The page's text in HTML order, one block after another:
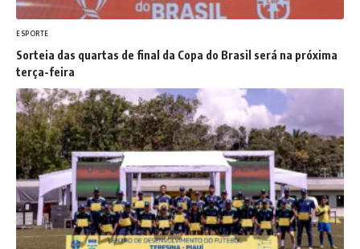
ESPORTE
Sorteia das quartas de final da Copa do Brasil será na próxima
terça-feira